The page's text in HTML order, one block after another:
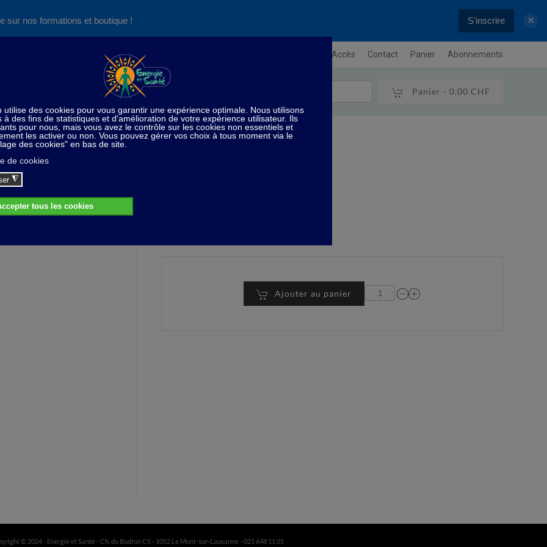
sur nos formations et boutique ! S'inscrire ✕
Nos produits succès Plan / Accès Contact Panier Abonnements
Découvrez aussi notre site de
consultations et de formations
Panier - 0,00 CHF
Harmonisation de l'habitat
Ajouter au panier
© 2024 - Energie et Santé - Ch. du Budron C5 - 1052 Le Mont-sur-Lausanne - 021 648 11 01